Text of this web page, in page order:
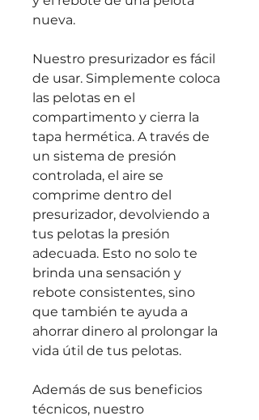
nueva.
Nuestro presurizador es fácil
de usar. Simplemente coloca
las pelotas en el
compartimento y cierra la
tapa hermética. A través de
un sistema de presión
controlada, el aire se
comprime dentro del
presurizador, devolviendo a
tus pelotas la presión
adecuada. Esto no solo te
brinda una sensación y
rebote consistentes, sino
que también te ayuda a
ahorrar dinero al prolongar la
vida útil de tus pelotas.
Además de sus beneficios
técnicos, nuestro